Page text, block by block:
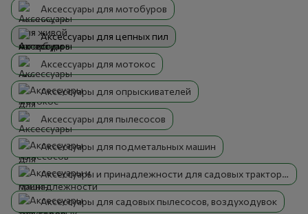
Аксессуары для мотобуров
Аксессуары для цепных пил
Аксессуары для мотокос
Аксессуары для опрыскивателей
Аксессуары для пылесосов
Аксессуары для подметальных машин
Аксессуары и принадлежности для садовых тракторов, райдеров
Аксессуары для садовых пылесосов, воздуходувок